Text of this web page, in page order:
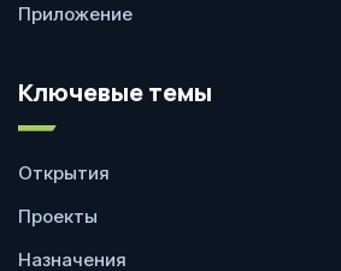
Приложение
Ключевые темы
Открытия
Проекты
Назначения